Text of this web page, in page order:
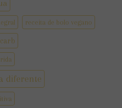
receita de bolo vegano
diferente